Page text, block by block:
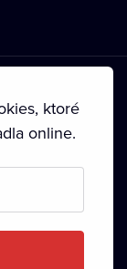
ktoré
online.